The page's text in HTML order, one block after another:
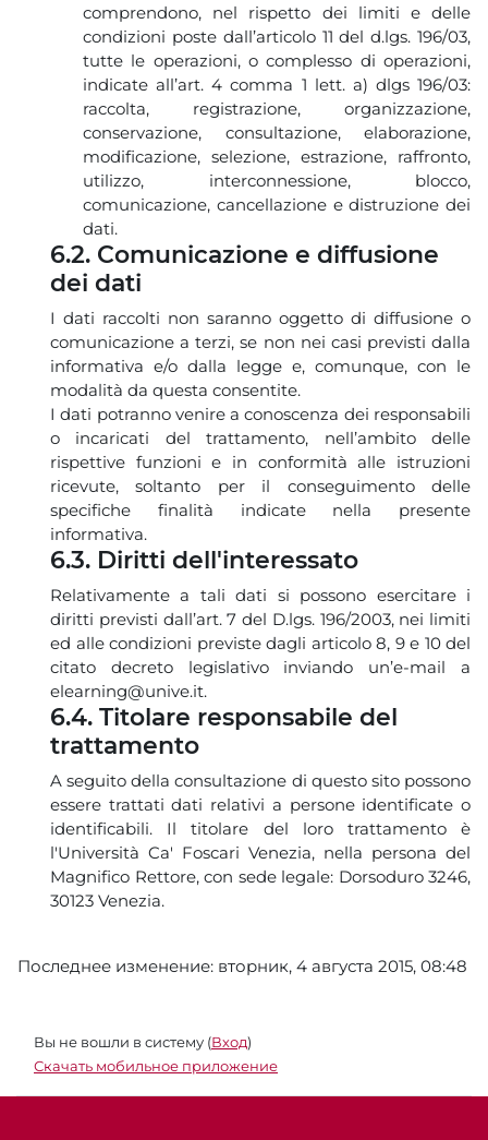
comprendono, nel rispetto dei limiti e delle
condizioni poste dall’articolo 11 del d.lgs. 196/03,
tutte le operazioni, o complesso di operazioni,
indicate all’art. 4 comma 1 lett. a) dlgs 196/03:
raccolta, registrazione, organizzazione,
conservazione, consultazione, elaborazione,
modificazione, selezione, estrazione, raffronto,
utilizzo, interconnessione, blocco,
comunicazione, cancellazione e distruzione dei
dati.
6.2. Comunicazione e diffusione
dei dati
I dati raccolti non saranno oggetto di diffusione o
comunicazione a terzi, se non nei casi previsti dalla
informativa e/o dalla legge e, comunque, con le
modalità da questa consentite.
I dati potranno venire a conoscenza dei responsabili
o incaricati del trattamento, nell’ambito delle
rispettive funzioni e in conformità alle istruzioni
ricevute, soltanto per il conseguimento delle
specifiche finalità indicate nella presente
informativa.
6.3. Diritti dell'interessato
Relativamente a tali dati si possono esercitare i
diritti previsti dall’art. 7 del D.lgs. 196/2003, nei limiti
ed alle condizioni previste dagli articolo 8, 9 e 10 del
citato decreto legislativo inviando un’e-mail a
elearning@unive.it.
6.4. Titolare responsabile del
trattamento
A seguito della consultazione di questo sito possono
essere trattati dati relativi a persone identificate o
identificabili. Il titolare del loro trattamento è
l'Università Ca' Foscari Venezia, nella persona del
Magnifico Rettore, con sede legale: Dorsoduro 3246,
30123 Venezia.
Последнее изменение: вторник, 4 августа 2015, 08:48
Вы не вошли в систему (Вход)
Скачать мобильное приложение